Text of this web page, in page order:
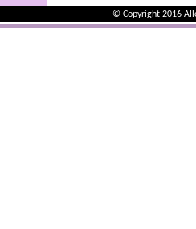
© Copyright 2016